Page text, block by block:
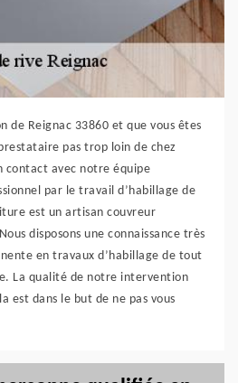
de Reignac 33860 et que vous êtes
pas trop loin de chez
contact avec notre équipe
par le travail d’habillage de
est un artisan couvreur
disposons une connaissance très
en travaux d’habillage de tout
La qualité de notre intervention
est dans le but de ne pas vous